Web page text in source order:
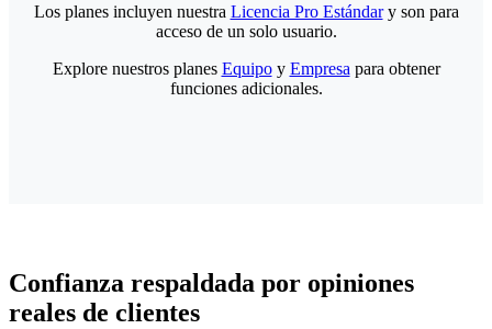
Los planes incluyen nuestra Licencia Pro Estándary son para
acceso de un solo usuario.
Explore nuestros planes Equipoy Empresa para obtener
funciones adicionales.
Confianza respaldada por opiniones
reales de clientes